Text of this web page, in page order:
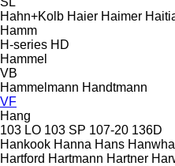
Hahn+Kolb Haier Haimer
Hamm
H-series HD
Hammel
VB
Hammelmann Handtmann
VF
Hang
103 LO 103 SP 107-20 136D
Hankook Hanna Hans Hanwha
Hartford Hartmann Hartner